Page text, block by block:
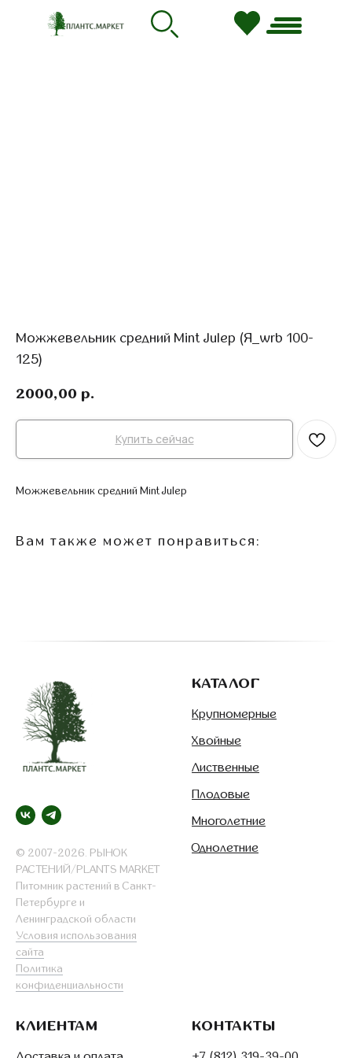
Можжевельник средний Mint Julep (Я_wrb 100-
125)
2000,00 р.
Купить сейчас
Можжевельник средний Mint Julep
Вам также может понравиться:
© 2007-2026. РЫНОК
РАСТЕНИЙ/PLANTS MARKET
Питомник растений в Санкт-
Петербурге и
Ленинградской области
Условия использования
сайта
Политика
конфиденциальности
КАТАЛОГ
Крупномерные
Хвойные
Лиственные
Плодовые
Многолетние
Однолетние
КЛИЕНТАМ КОНТАКТЫ